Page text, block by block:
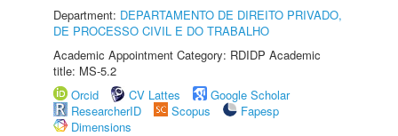
Department: DEPARTAMENTO DE DIREITO PRIVADO,
DE PROCESSO CIVIL E DO TRABALHO
Academic Appointment Category: RDIDP Academic
title: MS-5.2
Orcid
CV Lattes
Google Scholar
ResearcherID
Scopus
Fapesp
Dimensions